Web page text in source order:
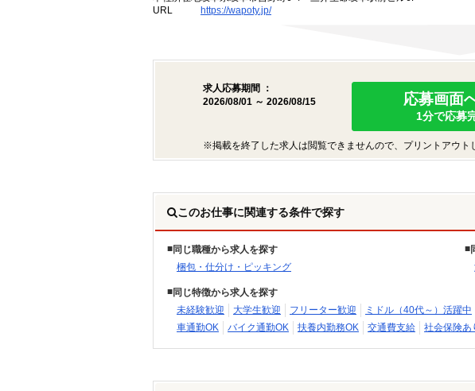
URL
https://wapoty.jp/
求人応募期間 ：
2026/08/01 ～ 2026/08/15
応募画面
1分で応募
※掲載を終了した求人は閲覧できませんので、プリントアウト
このお仕事に関連する条件で探す
同じ職種から求人を探す
梱包・仕分け・ピッキング
同じ特徴から求人を探す
未経験歓迎
大学生歓迎 フリーター歓迎 ミドル（40代～）活躍中
車通勤OK
バイク通勤OK 扶養内勤務OK 交通費支給 社会保険あ